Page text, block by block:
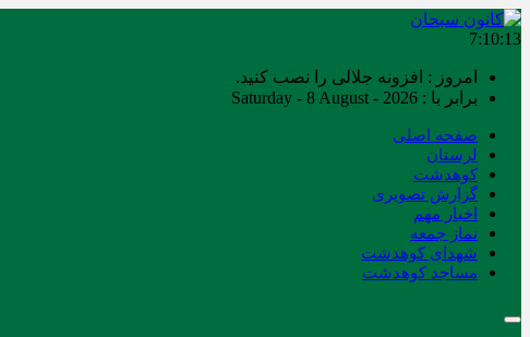
7:10:13
امروز : افزونه جلالی را نصب کنید.
برابر با : Saturday - 8 August - 2026
صفحه اصلی
لرستان
کوهدشت
گزارش تصویری
اخبار مهم
نماز جمعه
شهدای کوهدشت
مساجد کوهدشت